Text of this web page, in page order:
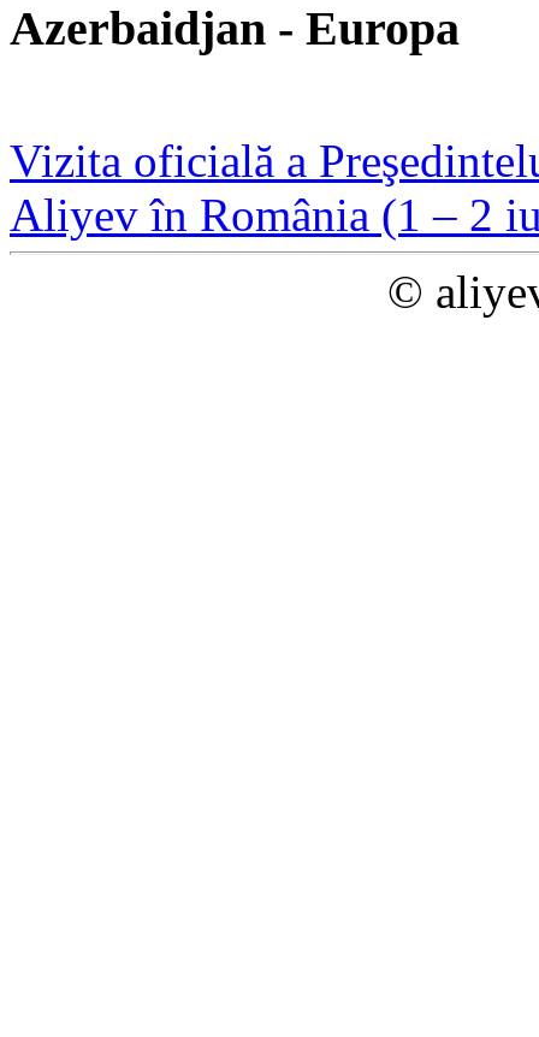
Azerbaidjan - Europa
Vizita oficială a
Aliyev în România (1 – 2
©